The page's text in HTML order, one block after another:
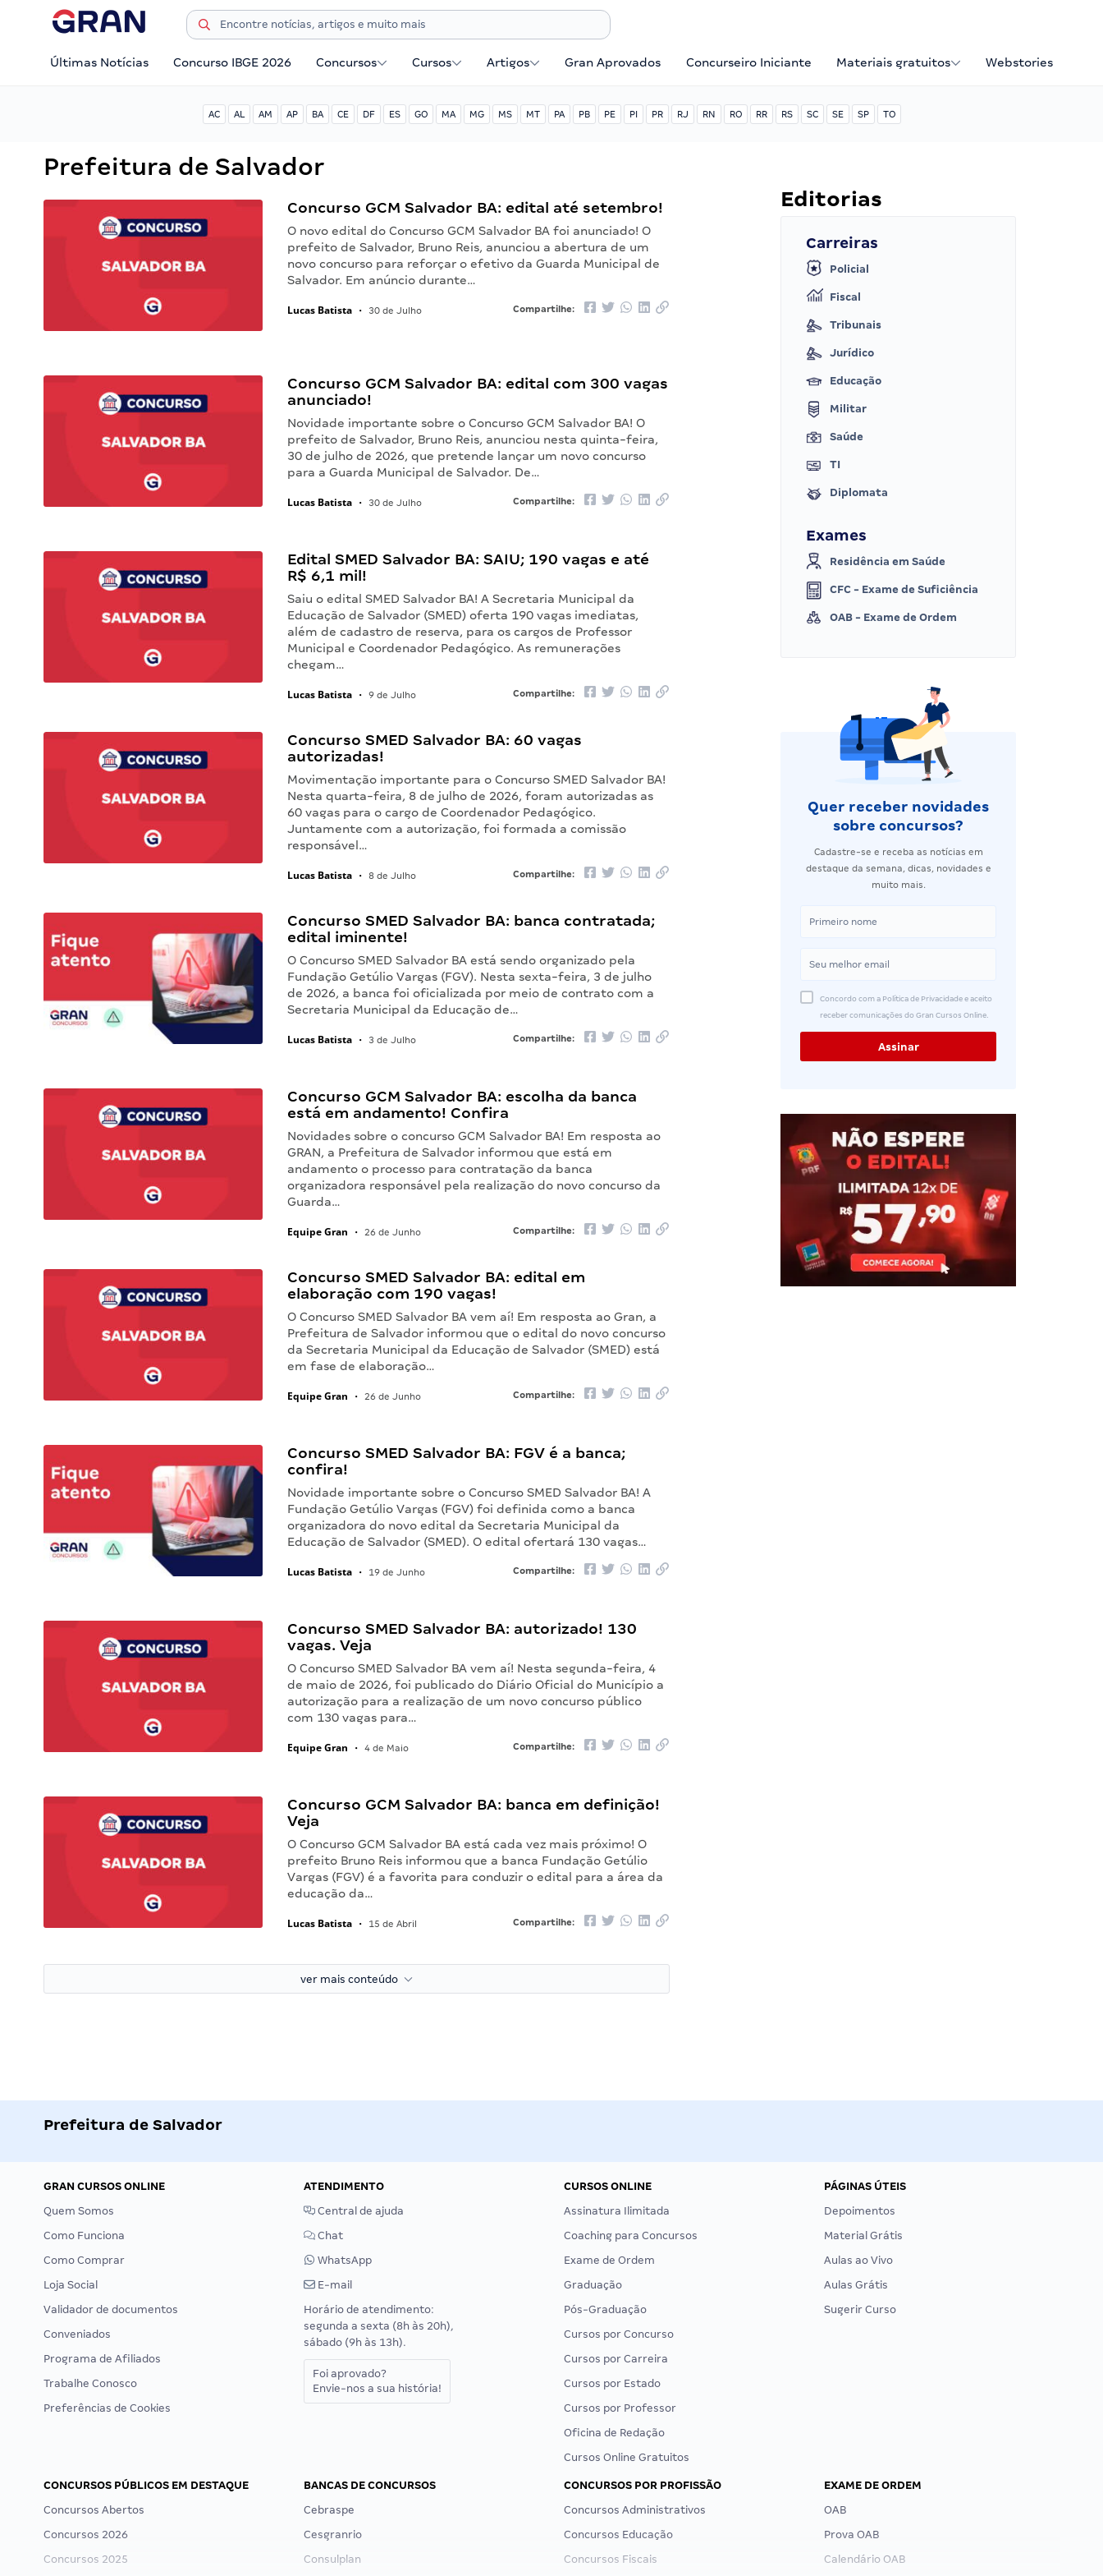
Últimas Notícias Concurso IBGE 2026 Concursos Cursos Artigos Gran Aprovados Concurseiro Iniciante Materiais gratuitos Webstories
AC AL AM AP BA CE DF ES GO MA MG MS MT PA PB PE PI PR RJ RN RO RR RS SC SE SP TO
Prefeitura de Salvador
Concurso GCM Salvador BA: edital até setembro!
O novo edital do Concurso GCM Salvador BA foi anunciado! O
prefeito de Salvador, Bruno Reis, anunciou a abertura de um
novo concurso para reforçar o efetivo da Guarda Municipal de
Salvador. Em anúncio durante…
Lucas Batista • 30 de Julho Compartilhe:
Concurso GCM Salvador BA: edital com 300 vagas
anunciado!
Novidade importante sobre o Concurso GCM Salvador BA! O
prefeito de Salvador, Bruno Reis, anunciou nesta quinta-feira,
30 de julho de 2026, que pretende lançar um novo concurso
para a Guarda Municipal de Salvador. De…
Lucas Batista • 30 de Julho Compartilhe:
Edital SMED Salvador BA: SAIU; 190 vagas e até
R$ 6,1 mil!
Saiu o edital SMED Salvador BA! A Secretaria Municipal da
Educação de Salvador (SMED) oferta 190 vagas imediatas,
além de cadastro de reserva, para os cargos de Professor
Municipal e Coordenador Pedagógico. As remunerações
chegam…
Lucas Batista • 9 de Julho Compartilhe:
Concurso SMED Salvador BA: 60 vagas
autorizadas!
Movimentação importante para o Concurso SMED Salvador BA!
Nesta quarta-feira, 8 de julho de 2026, foram autorizadas as
60 vagas para o cargo de Coordenador Pedagógico.
Juntamente com a autorização, foi formada a comissão
responsável…
Lucas Batista • 8 de Julho Compartilhe:
Concurso SMED Salvador BA: banca contratada;
edital iminente!
O Concurso SMED Salvador BA está sendo organizado pela
Fundação Getúlio Vargas (FGV). Nesta sexta-feira, 3 de julho
de 2026, a banca foi oficializada por meio de contrato com a
Secretaria Municipal da Educação de…
Lucas Batista • 3 de Julho Compartilhe:
Concurso GCM Salvador BA: escolha da banca
está em andamento! Confira
Novidades sobre o concurso GCM Salvador BA! Em resposta ao
GRAN, a Prefeitura de Salvador informou que está em
andamento o processo para contratação da banca
organizadora responsável pela realização do novo concurso da
Guarda…
Equipe Gran • 26 de Junho Compartilhe:
Concurso SMED Salvador BA: edital em
elaboração com 190 vagas!
O Concurso SMED Salvador BA vem aí! Em resposta ao Gran, a
Prefeitura de Salvador informou que o edital do novo concurso
da Secretaria Municipal da Educação de Salvador (SMED) está
em fase de elaboração…
Equipe Gran • 26 de Junho Compartilhe:
Concurso SMED Salvador BA: FGV é a banca;
confira!
Novidade importante sobre o Concurso SMED Salvador BA! A
Fundação Getúlio Vargas (FGV) foi definida como a banca
organizadora do novo edital da Secretaria Municipal da
Educação de Salvador (SMED). O edital ofertará 130 vagas…
Lucas Batista • 19 de Junho Compartilhe:
Concurso SMED Salvador BA: autorizado! 130
vagas. Veja
O Concurso SMED Salvador BA vem aí! Nesta segunda-feira, 4
de maio de 2026, foi publicado do Diário Oficial do Município a
autorização para a realização de um novo concurso público
com 130 vagas para…
Equipe Gran • 4 de Maio Compartilhe:
Concurso GCM Salvador BA: banca em definição!
Veja
O Concurso GCM Salvador BA está cada vez mais próximo! O
prefeito Bruno Reis informou que a banca Fundação Getúlio
Vargas (FGV) é a favorita para conduzir o edital para a área da
educação da…
Lucas Batista • 15 de Abril Compartilhe:
ver mais conteúdo
Editorias
Carreiras
Policial
Fiscal
Tribunais
Jurídico
Educação
Militar
Saúde
TI
Diplomata
Exames
Residência em Saúde
CFC - Exame de Suficiência
OAB - Exame de Ordem
Quer receber novidades
sobre concursos?
Cadastre-se e receba as notícias em
destaque da semana, dicas, novidades e
muito mais.
Concordo com a Política de Privacidade e aceito
receber comunicações do Gran Cursos Online.
Prefeitura de Salvador
GRAN CURSOS ONLINE
Quem Somos
Como Funciona
Como Comprar
Loja Social
Validador de documentos
Conveniados
Programa de Afiliados
Trabalhe Conosco
Preferências de Cookies
ATENDIMENTO
Central de ajuda
Chat
WhatsApp
E-mail
Horário de atendimento:
segunda a sexta (8h às 20h),
sábado (9h às 13h).
Foi aprovado?
Envie-nos a sua história!
CURSOS ONLINE
Assinatura Ilimitada
Coaching para Concursos
Exame de Ordem
Graduação
Pós-Graduação
Cursos por Concurso
Cursos por Carreira
Cursos por Estado
Cursos por Professor
Oficina de Redação
Cursos Online Gratuitos
PÁGINAS ÚTEIS
Depoimentos
Material Grátis
Aulas ao Vivo
Aulas Grátis
Sugerir Curso
CONCURSOS PÚBLICOS EM DESTAQUE
Concursos Abertos
Concursos 2026
Concursos 2025
BANCAS DE CONCURSOS
Cebraspe
Cesgranrio
Consulplan
CONCURSOS POR PROFISSÃO
Concursos Administrativos
Concursos Educação
Concursos Fiscais
EXAME DE ORDEM
OAB
Prova OAB
Calendário OAB